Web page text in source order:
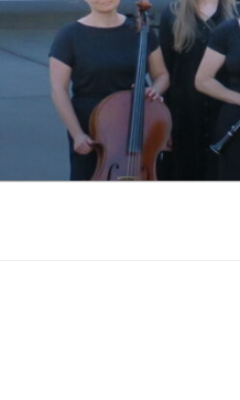
Zum
Inhalt
springen